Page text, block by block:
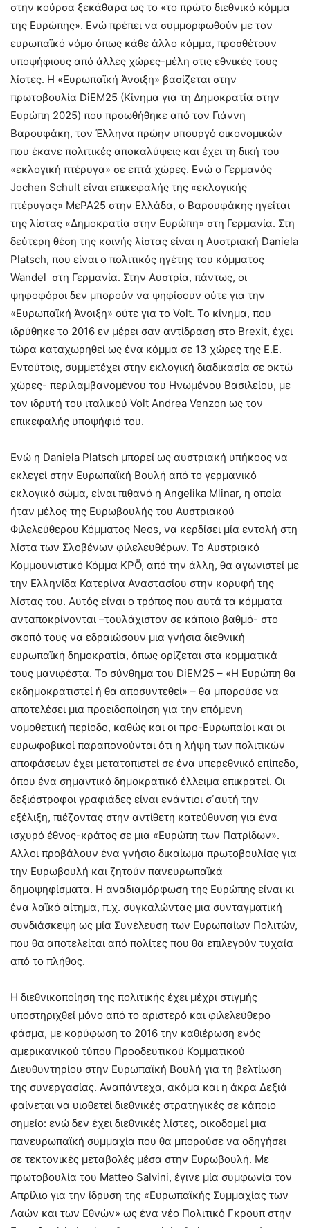
στην κούρσα ξεκάθαρα ως το «το πρώτο διεθνικό κόμμα
της Ευρώπης». Ενώ πρέπει να συμμορφωθούν με τον
ευρωπαϊκό νόμο όπως κάθε άλλο κόμμα, προσθέτουν
υποψήφιους από άλλες χώρες-μέλη στις εθνικές τους
λίστες. Η «Ευρωπαϊκή Άνοιξη» βασίζεται στην
πρωτοβουλία DiEM25 (Κίνημα για τη Δημοκρατία στην
Ευρώπη 2025) που προωθήθηκε από τον Γιάννη
Βαρουφάκη, τον Έλληνα πρώην υπουργό οικονομικών
που έκανε πολιτικές αποκαλύψεις και έχει τη δική του
«εκλογική πτέρυγα» σε επτά χώρες. Ενώ ο Γερμανός
Jochen Schult είναι επικεφαλής της «εκλογικής
πτέρυγας» ΜεΡΑ25 στην Ελλάδα, ο Βαρουφάκης ηγείται
της λίστας «Δημοκρατία στην Ευρώπη» στη Γερμανία. Στη
δεύτερη θέση της κοινής λίστας είναι η Αυστριακή Daniela
Platsch, που είναι ο πολιτικός ηγέτης του κόμματος
Wandel στη Γερμανία. Στην Αυστρία, πάντως, οι
ψηφοφόροι δεν μπορούν να ψηφίσουν ούτε για την
«Ευρωπαϊκή Άνοιξη» ούτε για το Volt. Το κίνημα, που
ιδρύθηκε το 2016 εν μέρει σαν αντίδραση στο Brexit, έχει
τώρα καταχωρηθεί ως ένα κόμμα σε 13 χώρες της Ε.Ε.
Εντούτοις, συμμετέχει στην εκλογική διαδικασία σε οκτώ
χώρες- περιλαμβανομένου του Ηνωμένου Βασιλείου, με
τον ιδρυτή του ιταλικού Volt Andrea Venzon ως τον
επικεφαλής υποψήφιό του.
Ενώ η Daniela Platsch μπορεί ως αυστριακή υπήκοος να
εκλεγεί στην Ευρωπαϊκή Βουλή από το γερμανικό
εκλογικό σώμα, είναι πιθανό η Angelika Mlinar, η οποία
ήταν μέλος της Ευρωβουλής του Αυστριακού
Φιλελεύθερου Κόμματος Neos, να κερδίσει μία εντολή στη
λίστα των Σλοβένων φιλελευθέρων. Το Αυστριακό
Κομμουνιστικό Κόμμα KPÖ, από την άλλη, θα αγωνιστεί με
την Ελληνίδα Κατερίνα Αναστασίου στην κορυφή της
λίστας του. Αυτός είναι ο τρόπος που αυτά τα κόμματα
ανταποκρίνονται –τουλάχιστον σε κάποιο βαθμό- στο
σκοπό τους να εδραιώσουν μια γνήσια διεθνική
ευρωπαϊκή δημοκρατία, όπως ορίζεται στα κομματικά
τους μανιφέστα. Το σύνθημα του DiEM25 – «Η Ευρώπη θα
εκδημοκρατιστεί ή θα αποσυντεθεί» – θα μπορούσε να
αποτελέσει μια προειδοποίηση για την επόμενη
νομοθετική περίοδο, καθώς και οι προ-Ευρωπαίοι και οι
ευρωφοβικοί παραπονούνται ότι η λήψη των πολιτικών
αποφάσεων έχει μετατοπιστεί σε ένα υπερεθνικό επίπεδο,
όπου ένα σημαντικό δημοκρατικό έλλειμα επικρατεί. Οι
δεξιόστροφοι γραφιάδες είναι ενάντιοι σ΄αυτή την
εξέλιξη, πιέζοντας στην αντίθετη κατεύθυνση για ένα
ισχυρό έθνος-κράτος σε μια «Ευρώπη των Πατρίδων».
Άλλοι προβάλουν ένα γνήσιο δικαίωμα πρωτοβουλίας για
την Ευρωβουλή και ζητούν πανευρωπαϊκά
δημοψηφίσματα. Η αναδιαμόρφωση της Ευρώπης είναι κι
ένα λαϊκό αίτημα, π.χ. συγκαλώντας μια συνταγματική
συνδιάσκεψη ως μία Συνέλευση των Ευρωπαίων Πολιτών,
που θα αποτελείται από πολίτες που θα επιλεγούν τυχαία
από το πλήθος.
Η διεθνικοποίηση της πολιτικής έχει μέχρι στιγμής
υποστηριχθεί μόνο από το αριστερό και φιλελεύθερο
φάσμα, με κορύφωση το 2016 την καθιέρωση ενός
αμερικανικού τύπου Προοδευτικού Κομματικού
Διευθυντηρίου στην Ευρωπαϊκή Βουλή για τη βελτίωση
της συνεργασίας. Αναπάντεχα, ακόμα και η άκρα Δεξιά
φαίνεται να υιοθετεί διεθνικές στρατηγικές σε κάποιο
σημείο: ενώ δεν έχει διεθνικές λίστες, οικοδομεί μια
πανευρωπαϊκή συμμαχία που θα μπορούσε να οδηγήσει
σε τεκτονικές μεταβολές μέσα στην Ευρωβουλή. Με
πρωτοβουλία του Matteo Salvini, έγινε μία συμφωνία τον
Απρίλιο για την ίδρυση της «Ευρωπαϊκής Συμμαχίας των
Λαών και των Εθνών» ως ένα νέο Πολιτικό Γκρουπ στην